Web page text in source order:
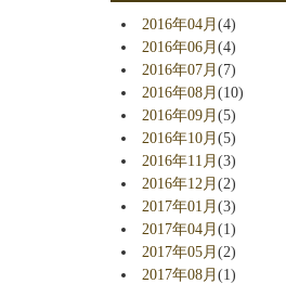
2016年04月(4)
2016年06月(4)
2016年07月(7)
2016年08月(10)
2016年09月(5)
2016年10月(5)
2016年11月(3)
2016年12月(2)
2017年01月(3)
2017年04月(1)
2017年05月(2)
2017年08月(1)